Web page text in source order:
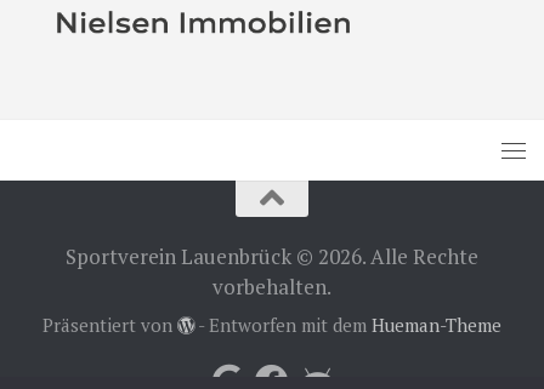
Sportverein Lauenbrück © 2026. Alle Rechte
vorbehalten.
Präsentiert von - Entworfen mit demHueman-Theme